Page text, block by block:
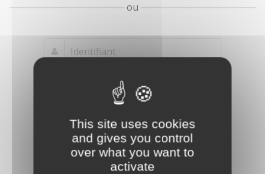
This site uses cookies
and gives you control
over what you want to
activate
ou
oublié ?
compte
Connexion